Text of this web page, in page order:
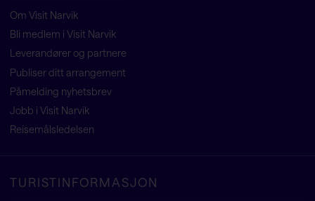
Om Visit Narvik
Bli medlem i Visit Narvik
Leverandører og partnere
Publiser ditt arrangement
Påmelding nyhetsbrev
Jobb i Visit Narvik
Reisemålsledelsen
TURISTINFORMASJON